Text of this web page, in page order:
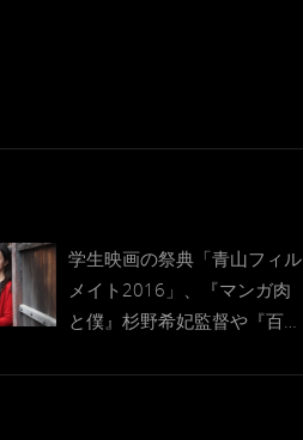
学生映画の祭典「青山フィル
メイト2016」、『マンガ肉
と僕』杉野希妃監督や『百円
審査員に